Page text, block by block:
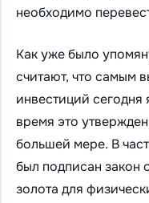
необходимо
Как уже было
считают, что самым
инвестиций сегодня
время это
большей мере. В
был подписан закон
золота для